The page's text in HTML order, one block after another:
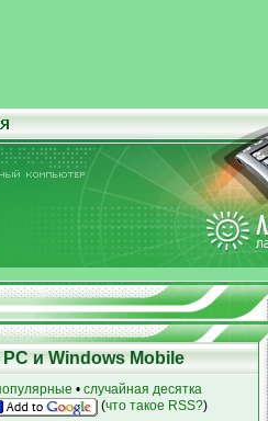
и Windows Mobile
• случайная десятка
(что такое RSS?)